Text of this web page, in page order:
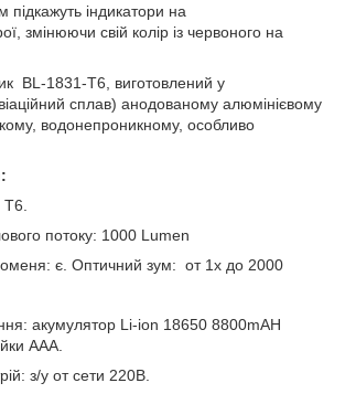
підкажуть індикатори на
змінюючи свій колір із червоного на
BL-1831-T6, виготовлений у
сплав) анодованому алюмінієвому
водонепроникному, особливо
потоку: 1000 Lumen
є. Оптичний зум: от 1х до 2000
акумулятор Li-ion 18650 8800mAH
ААА.
з/у от сети 220В.